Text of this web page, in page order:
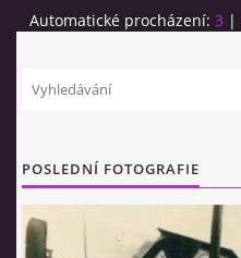
Automatické procházení: 3 |
POSLEDNÍ FOTOGRAFIE